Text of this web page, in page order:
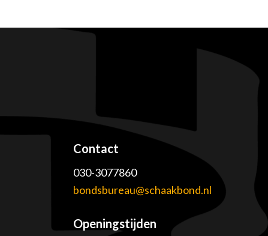
Contact
030-3077860
bondsbureau@schaakbond.nl
Openingstijden